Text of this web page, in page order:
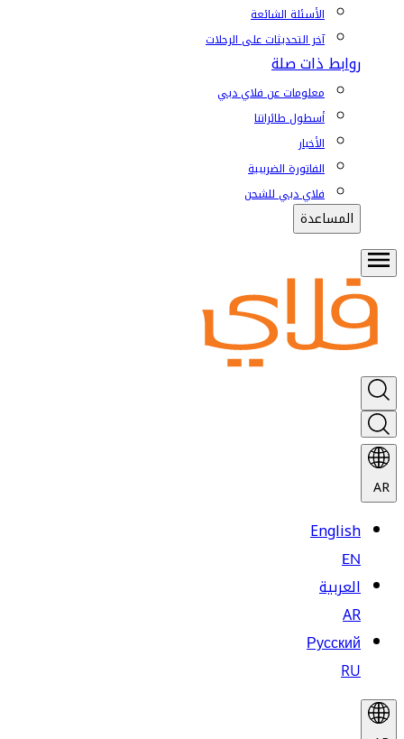
الأسئلة الشائعة
آخر التحديثات على الرحلات
روابط ذات صلة
معلومات عن فلاي دبي
أسطول طائراتنا
الأخبار
الفاتورة الضريبية
فلاي دبي للشحن
المساعدة
AR
English
EN
العربية
AR
Русский
RU